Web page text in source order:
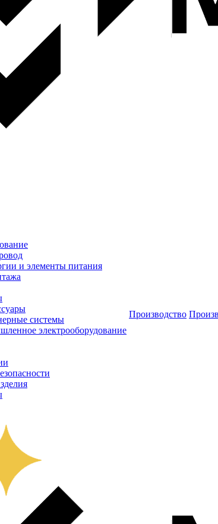
и элементы питания
системы
электрооборудование
Производство